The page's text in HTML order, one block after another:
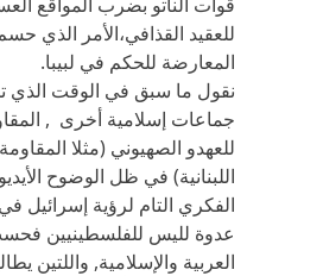
للعقيد القذافي،الأمر الذي
المعارضة للحكم في لبيبا.
نقول ما سبق في الوقت الذي
جماعات إسلامية أخرى ,
للعهدو الصهيوني (مثلا
اللبنانية) في ظل الوضوح
الفكري التام لرؤية إسرائيل
عدوة لليس للفلسطينيين
العربية والإسلامية, واللتين